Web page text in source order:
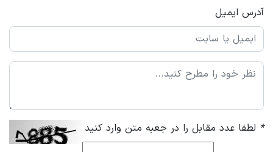
آدرس ایمیل
* لطفا عدد مقابل را در جعبه متن وارد کنید